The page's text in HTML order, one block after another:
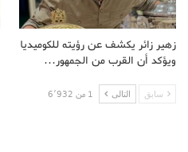
زهير زائر يكشف عن رؤيته للكوميديا
ويؤكد أن القرب من الجمهور…
سابق التالى 1 من 6٬932